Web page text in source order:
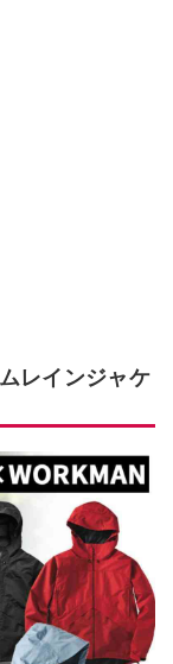
レインジャケ